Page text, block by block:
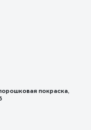
покраска,